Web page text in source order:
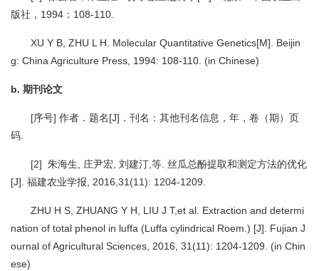
版社，1994：108-110.
XU Y B, ZHU L H. Molecular Quantitative Genetics[M]. Beijin
g: China Agriculture Press, 1994: 108-110. (in Chinese)
b. 期刊论文
[序号] 作者．题名[J]．刊名：其他刊名信息，年，卷（期）页
码.
[2] 朱海生, 庄尹宏, 刘建汀,等. 丝瓜总酚提取和测定方法的优化
[J]. 福建农业学报, 2016,31(11): 1204-1209.
ZHU H S, ZHUANG Y H, LIU J T,et al. Extraction and determi
nation of total phenol in luffa (Luffa cylindrical Roem.) [J]. Fujian J
ournal of Agricultural Sciences, 2016, 31(11): 1204-1209. (in Chin
ese)